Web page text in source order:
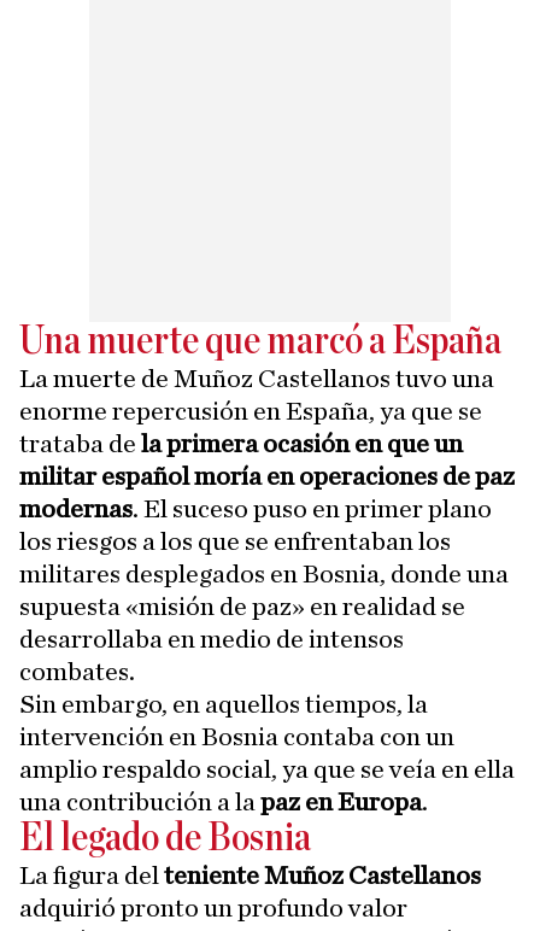
Una muerte que marcó a España
La muerte de Muñoz Castellanos tuvo una
enorme repercusión en España, ya que se
trataba de la primera ocasión en que un
militar español moría en operaciones de paz
modernas. El suceso puso en primer plano
los riesgos a los que se enfrentaban los
militares desplegados en Bosnia, donde una
supuesta «misión de paz» en realidad se
desarrollaba en medio de intensos
combates.
Sin embargo, en aquellos tiempos, la
intervención en Bosnia contaba con un
amplio respaldo social, ya que se veía en ella
una contribución a la paz en Europa.
El legado de Bosnia
La figura del teniente Muñoz Castellanos
adquirió pronto un profundo valor